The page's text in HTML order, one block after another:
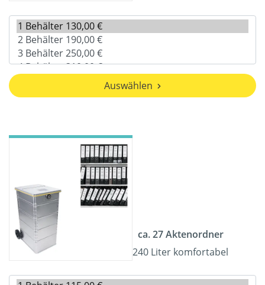
Auswählen
ca. 27 Aktenordner
240 Liter komfortabel